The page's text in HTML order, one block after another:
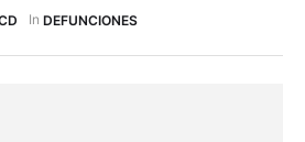
In DEFUNCIONES